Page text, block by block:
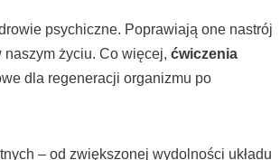
psychiczne. Poprawiają one nastrój
życiu. Co więcej, ćwiczenia
dla regeneracji organizmu po
– od zwiększonej wydolności układu